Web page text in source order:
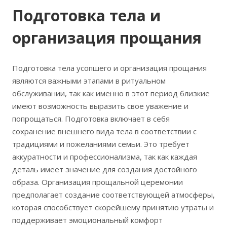
Подготовка тела и
организация прощания
Подготовка тела усопшего и организация прощания
являются важными этапами в ритуальном
обслуживании, так как именно в этот период близкие
имеют возможность выразить свое уважение и
попрощаться. Подготовка включает в себя
сохранение внешнего вида тела в соответствии с
традициями и пожеланиями семьи. Это требует
аккуратности и профессионализма, так как каждая
деталь имеет значение для создания достойного
образа. Организация прощальной церемонии
предполагает создание соответствующей атмосферы,
которая способствует скорейшему принятию утраты и
поддерживает эмоциональный комфорт